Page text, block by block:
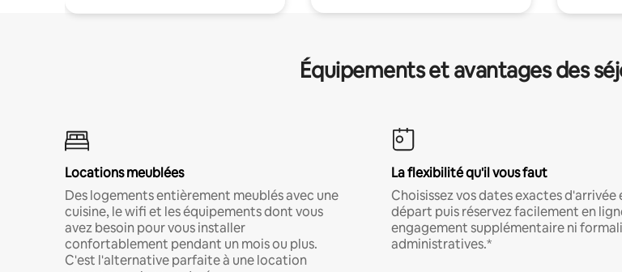
Équipements et avantages des
Locations meublées
Des logements entièrement meublés avec une
cuisine, le wifi et les équipements dont vous
avez besoin pour vous installer
confortablement pendant un mois ou plus.
C'est l'alternative parfaite à une location
La flexibilité qu'il vous faut
Choisissez vos dates exactes d'arrivée
départ puis réservez facilement en
engagement supplémentaire ni
administratives.*